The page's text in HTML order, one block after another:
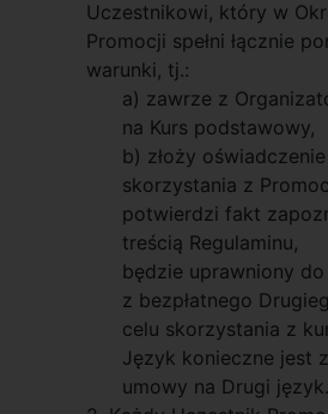
Uczestnikowi, który w
Promocji spełni łącznie
warunki, tj.:
a) zawrze z
na Kurs podstawowy,
b) złoży
skorzystania z
potwierdzi fakt
treścią Regulaminu,
będzie uprawniony
z bezpłatnego
celu skorzystania z
Język konieczne jest
umowy na Drugi język.